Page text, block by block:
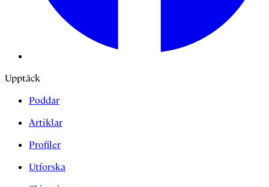
Upptäck
Poddar
Artiklar
Profiler
Utforska